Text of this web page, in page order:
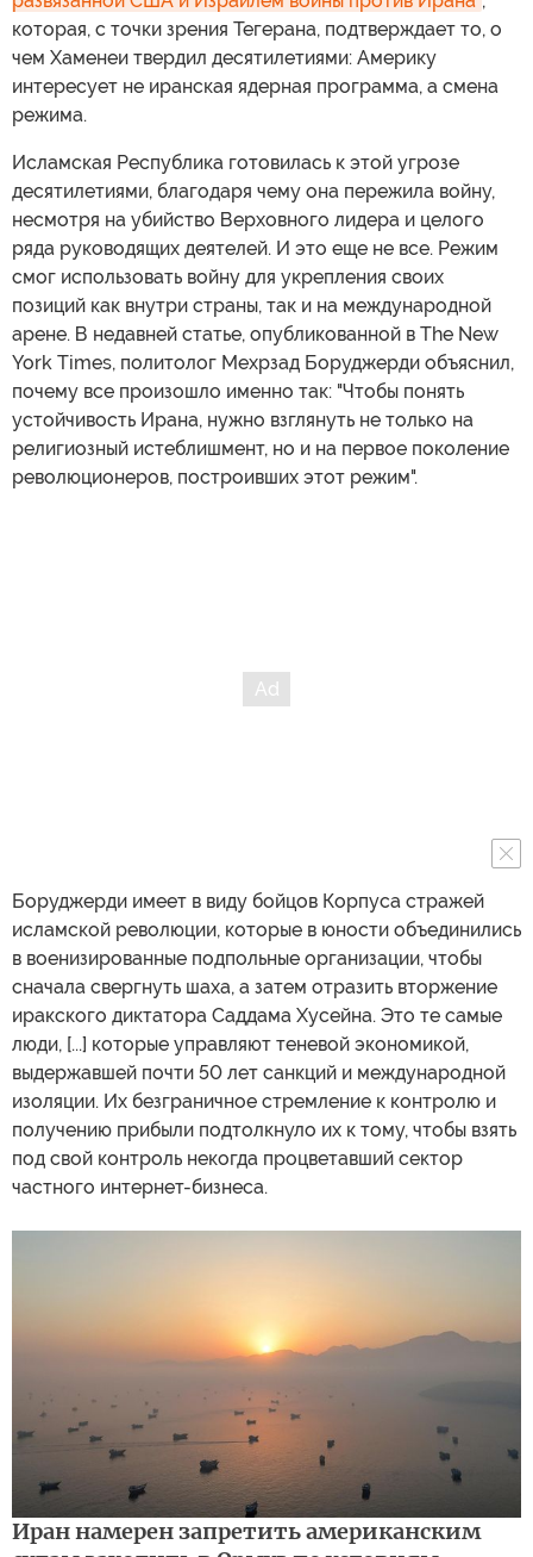
которая, с точки зрения Тегерана, подтверждает то, о
чем Хаменеи твердил десятилетиями: Америку
интересует не иранская ядерная программа, а смена
режима.
Исламская Республика готовилась к этой угрозе
десятилетиями, благодаря чему она пережила войну,
несмотря на убийство Верховного лидера и целого
ряда руководящих деятелей. И это еще не все. Режим
смог использовать войну для укрепления своих
позиций как внутри страны, так и на международной
арене. В недавней статье, опубликованной в The New
York Times, политолог Мехрзад Боруджерди объяснил,
почему все произошло именно так: "Чтобы понять
устойчивость Ирана, нужно взглянуть не только на
религиозный истеблишмент, но и на первое поколение
революционеров, построивших этот режим".
Боруджерди имеет в виду бойцов Корпуса стражей
исламской революции, которые в юности объединились
в военизированные подпольные организации, чтобы
сначала свергнуть шаха, а затем отразить вторжение
иракского диктатора Саддама Хусейна. Это те самые
люди, [...] которые управляют теневой экономикой,
выдержавшей почти 50 лет санкций и международной
изоляции. Их безграничное стремление к контролю и
получению прибыли подтолкнуло их к тому, чтобы взять
под свой контроль некогда процветавший сектор
частного интернет-бизнеса.
Иран намерен запретить американским